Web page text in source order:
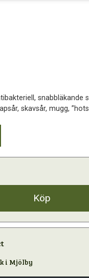
snabbläkande
skavsår, mugg,
Köp
i Mjölby